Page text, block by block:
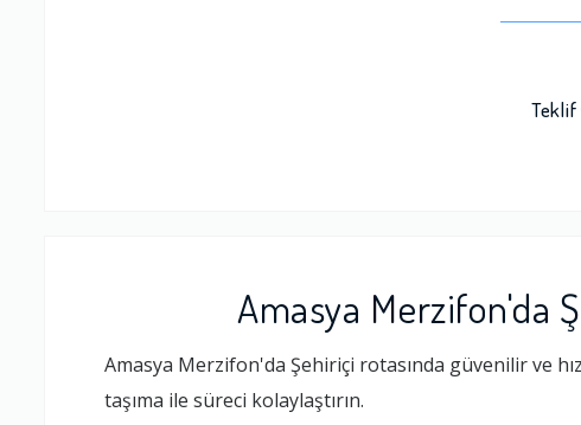
Amasya Merzifon'da
Amasya Merzifon'da Şehiriçi rotasında güvenilir ve
taşıma ile süreci kolaylaştırın.